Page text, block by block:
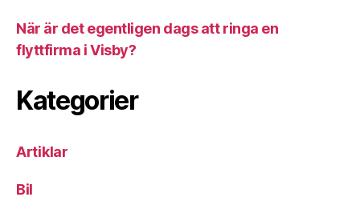
När är det egentligen dags att ringa en
flyttfirma i Visby?
Kategorier
Artiklar
Bil